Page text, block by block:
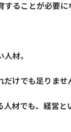
ることが必要に
材。
けでも足りませ
材でも、経営